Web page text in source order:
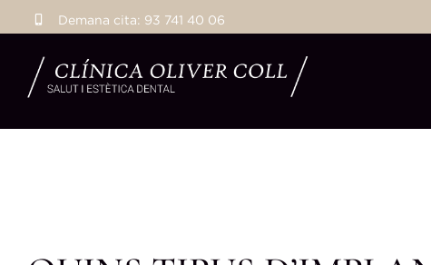
content
Demana cita: 93 741 40 06